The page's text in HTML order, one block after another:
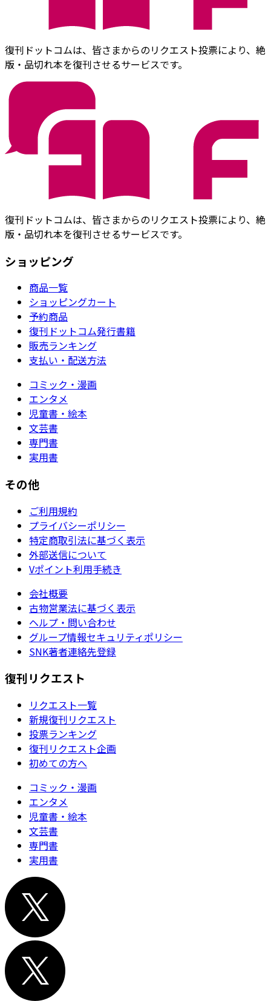
復刊ドットコムは、皆さまからのリクエスト投票により、絶
版・品切れ本を復刊させるサービスです。
復刊ドットコムは、皆さまからのリクエスト投票により、絶
版・品切れ本を復刊させるサービスです。
ショッピング
商品一覧
ショッピングカート
予約商品
復刊ドットコム発行書籍
販売ランキング
支払い・配送方法
コミック・漫画
エンタメ
児童書・絵本
文芸書
専門書
実用書
その他
ご利用規約
プライバシーポリシー
特定商取引法に基づく表示
外部送信について
Vポイント利用手続き
会社概要
古物営業法に基づく表示
ヘルプ・問い合わせ
グループ情報セキュリティポリシー
SNK著者連絡先登録
復刊リクエスト
リクエスト一覧
新規復刊リクエスト
投票ランキング
復刊リクエスト企画
初めての方へ
コミック・漫画
エンタメ
児童書・絵本
文芸書
専門書
実用書